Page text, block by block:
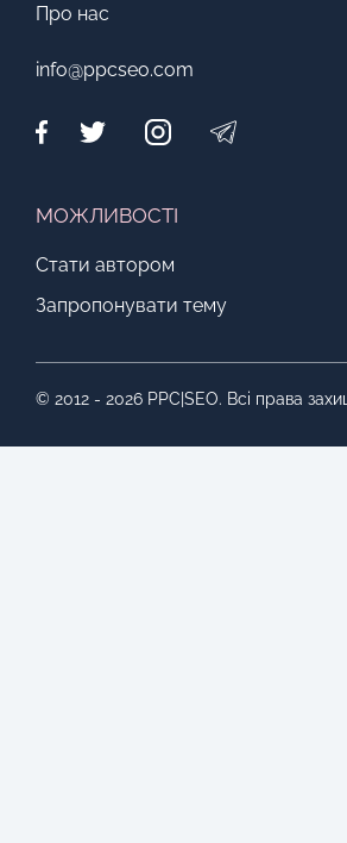
Про нас
info@ppcseo.com
МОЖЛИВОСТІ
Стати автором
Запропонувати тему
© 2012 - 2026 PPC|SEO. Всі права